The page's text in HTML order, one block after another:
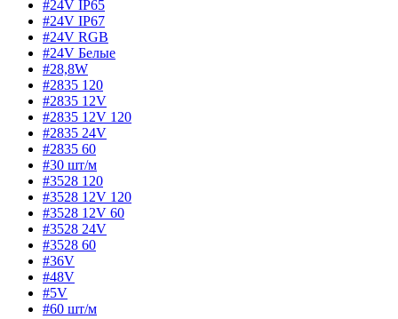
#24V IP65
#24V IP67
#24V RGB
#24V Белые
#28,8W
#2835 120
#2835 12V
#2835 12V 120
#2835 24V
#2835 60
#30 шт/м
#3528 120
#3528 12V 120
#3528 12V 60
#3528 24V
#3528 60
#36V
#48V
#5V
#60 шт/м